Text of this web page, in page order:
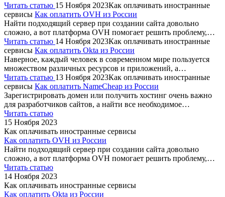
Читать статью 15 Ноября 2023Как оплачивать иностранные
сервисы Как оплатить OVH из России
Найти подходящий сервер при создании сайта довольно
сложно, а вот платформа OVH помогает решить проблему,…
Читать статью 14 Ноября 2023Как оплачивать иностранные
сервисы Как оплатить Okta из России
Наверное, каждый человек в современном мире пользуется
множеством различных ресурсов и приложений, а…
Читать статью 13 Ноября 2023Как оплачивать иностранные
сервисы Как оплатить NameCheap из России
Зарегистрировать домен или получить хостинг очень важно
для разработчиков сайтов, а найти все необходимое…
Читать статью
15 Ноября 2023
Как оплачивать иностранные сервисы
Как оплатить OVH из России
Найти подходящий сервер при создании сайта довольно
сложно, а вот платформа OVH помогает решить проблему,…
Читать статью
14 Ноября 2023
Как оплачивать иностранные сервисы
Как оплатить Okta из России